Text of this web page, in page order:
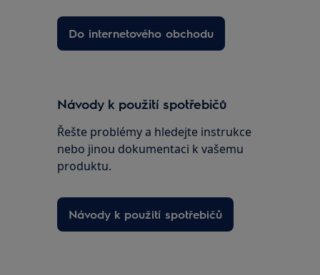
Do internetového obchodu
Návody k použití spotřebičů
Řešte problémy a hledejte instrukce
nebo jinou dokumentaci k vašemu
produktu.
Návody k použití spotřebičů